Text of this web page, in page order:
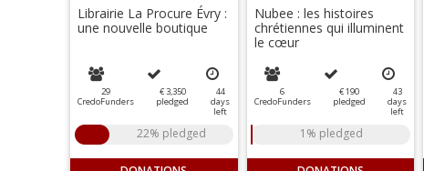
Librairie La Procure Évry :
une nouvelle boutique
29
CredoFunders
€ 3,350
pledged
44
days
left
22% pledged
Nubee : les histoires
chrétiennes qui illuminent
le cœur
6
CredoFunders
€ 190
pledged
43
days
left
1% pledged